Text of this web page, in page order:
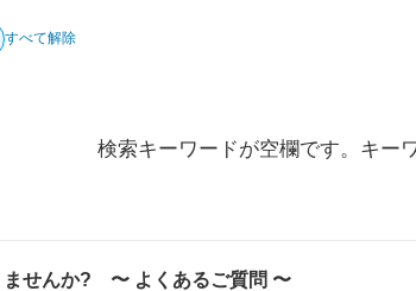
すべて解除
検索キーワードが空欄です。キー
せんか? 〜 よくあるご質問 〜